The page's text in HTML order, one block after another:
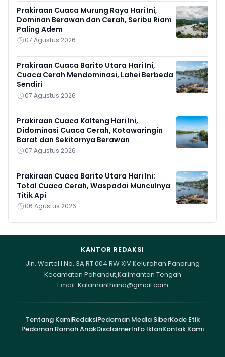
Prakiraan Cuaca Murung Raya Hari Ini,
Dominan Berawan dan Cerah, Seribu Riam
Paling Adem
07 Agustus 2026
Prakiraan Cuaca Barito Utara Hari Ini,
Cuaca Cerah Mendominasi, Lahei Berbeda
Sendiri
07 Agustus 2026
Prakiraan Cuaca Kalteng Hari Ini,
Didominasi Cuaca Cerah, Kotawaringin
Barat dan Sekitarnya Berawan
07 Agustus 2026
Prakiraan Cuaca Barito Utara Hari Ini:
Total Cuaca Cerah, Waspadai Munculnya
Titik Api
06 Agustus 2026
KANTOR REDAKSI
Jln. Wortel I No. 3A RT 004 RW XIV Kelurahan Panarung
Kecamatan Pahandut,Kalimantan Tengah
Email: Kalamanthana@gmail.com
Tentang KamiRedaksiPedoman Media SiberKode Etik
Pedoman Ramah AnakDisclaimerInfo IklanKontak Kami